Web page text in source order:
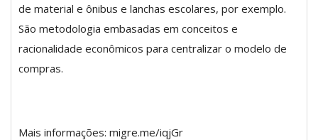
de material e ônibus e lanchas escolares, por exemplo.
São metodologia embasadas em conceitos e
racionalidade econômicos para centralizar o modelo de
compras.
Mais informações: migre.me/iqjGr